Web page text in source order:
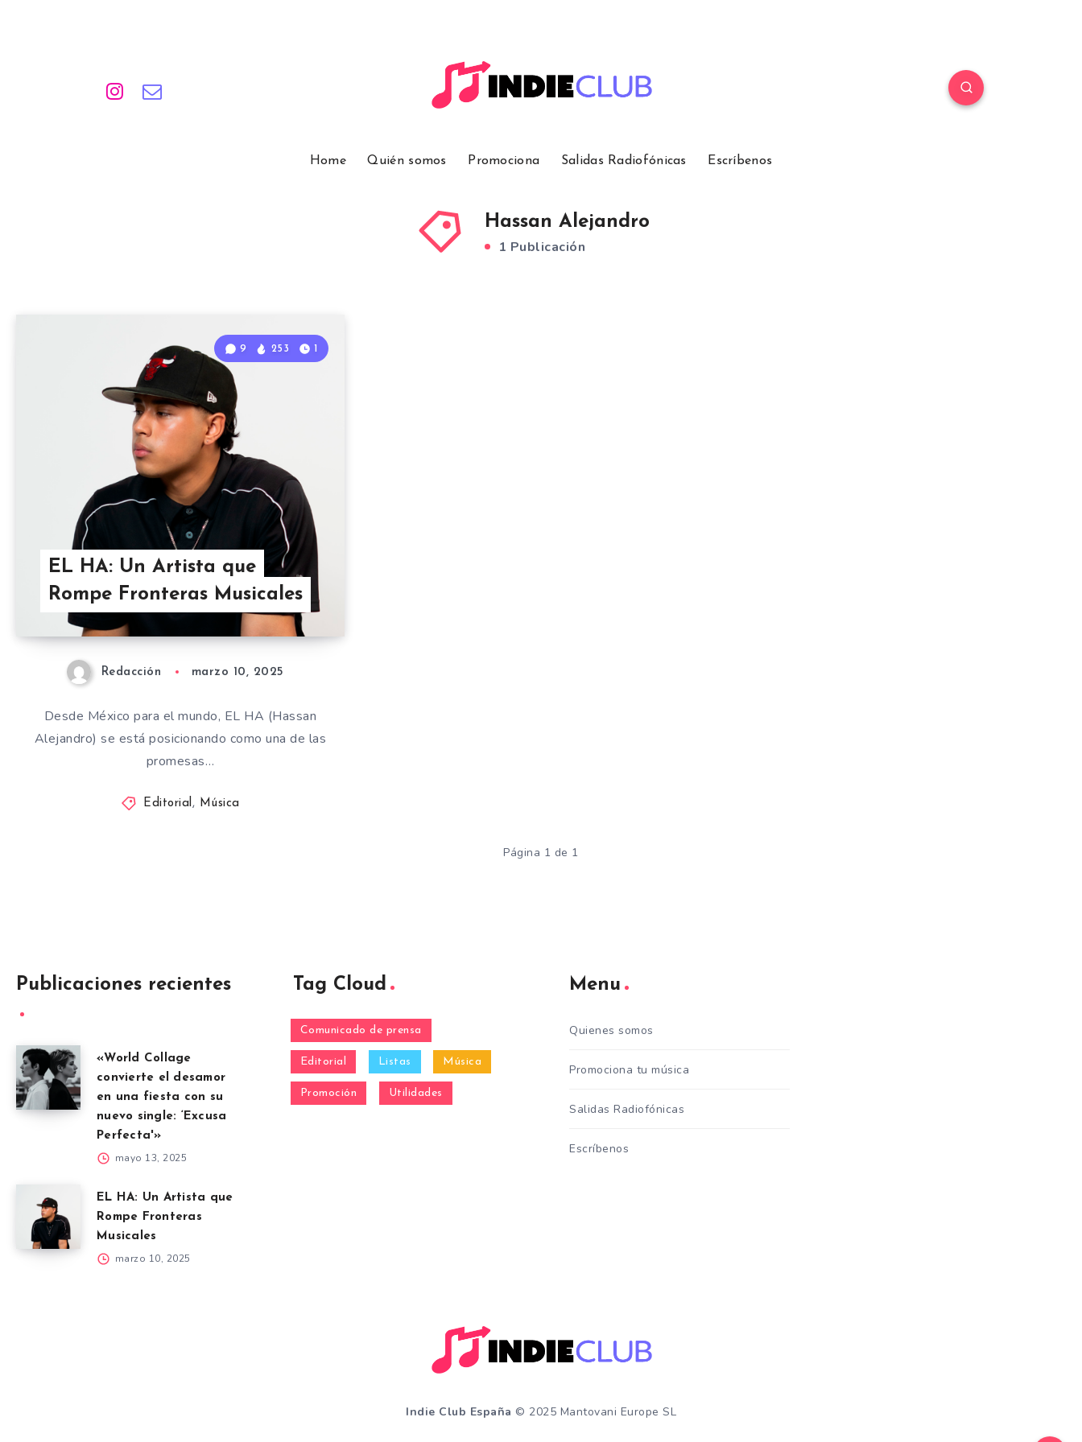
Home Quién somos Promociona Salidas Radiofónicas Escríbenos
Hassan Alejandro
1 Publicación
EL HA: Un Artista que
Rompe Fronteras Musicales
9 253 1
Redacción marzo 10, 2025
Desde México para el mundo, EL HA (Hassan
Alejandro) se está posicionando como una de las
promesas…
Editorial, Música
Página 1 de 1
Publicaciones recientes
«World Collage
convierte el desamor
en una fiesta con su
nuevo single: ‘Excusa
Perfecta'»
mayo 13, 2025
EL HA: Un Artista que
Rompe Fronteras
Musicales
marzo 10, 2025
Tag Cloud
Comunicado de prensa
Editorial Listas Música
Promoción Utilidades
Menu
Quienes somos
Promociona tu música
Salidas Radiofónicas
Escríbenos
Indie Club España © 2025 Mantovani Europe SL